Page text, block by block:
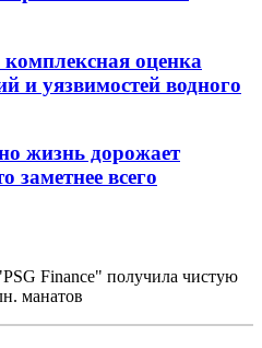
оценка
и уязвимостей водного
жизнь дорожает
заметнее всего
Finance" получила чистую
манатов